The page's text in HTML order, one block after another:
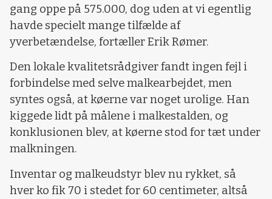
gang oppe på 575.000, dog uden at vi egentlig
havde specielt mange tilfælde af
yverbetændelse, fortæller Erik Rømer.
Den lokale kvalitetsrådgiver fandt ingen fejl i
forbindelse med selve malkearbejdet, men
syntes også, at køerne var noget urolige. Han
kiggede lidt på målene i malkestalden, og
konklusionen blev, at køerne stod for tæt under
malkningen.
Inventar og malkeudstyr blev nu rykket, så
hver ko fik 70 i stedet for 60 centimeter, altså